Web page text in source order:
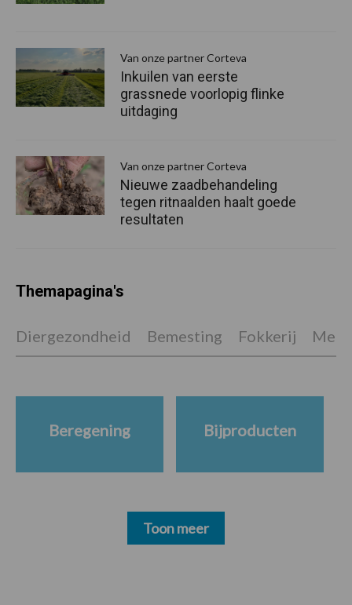
Van onze partner Corteva
Inkuilen van eerste
grassnede voorlopig flinke
uitdaging
Van onze partner Corteva
Nieuwe zaadbehandeling
tegen ritnaalden haalt goede
resultaten
Themapagina's
Diergezondheid Bemesting Fokkerij
Beregening Bijproducten
Toon meer